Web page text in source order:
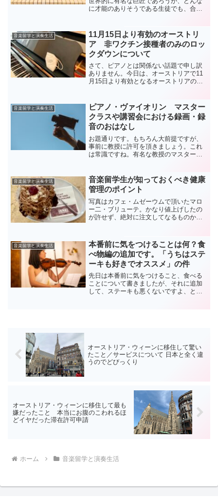
に才能のありそうである生徒でも、合わ
とって幸せだ、というお話です。もしく
は「ダメかも」と思ったら、...
音楽留学と演奏生活
11月15日より有効のオーストリ
ア 非ワクチン接種者のみのロッ
クダウンについて
さて、ピアノとは関係ない話題で申し訳
ありません。今日は、オーストリアで11
月15日より有効となるオーストリアのコ
です。日本でも少し報道されているよう
ですが、きちんと書...
音楽留学と演奏生活
ピアノ・ヴァイオリン マスター
クラスや講習会における録画・録
音のおはなし
お題通りです。もちろん大前提ですが、
事前に教授に許可を頂きましょう。これ
は常識ですね。有名な教授のマスターク
かに「録画OK」のオーラばりばりです
が、そのような雰囲気がな...
音楽留学と演奏生活
音楽留学生が知っておくべき健康
管理のポイント
写真はカフェ・ムゼーウムで頂いたマロ
ー二・ブリューテ。かなり値上げしたの
が許せず、絶対に注文してなるものか、
身もバージョンアップしたのか、お味も
素晴らしかったです。リピ...
音楽留学と演奏生活
本番前に気をつけることは何？食
べ物編の追加です。「うちはステ
ーキも好きでオススメ」の件
先日は本番前に気をつけること、食べる
ことについて書きましたが、それに追加
して、ステーキも悪くないですよ、とい
オーストリア・ウィーンに移住して驚い
たこと／サービスについて 日本と全く違
うのでどびっくり
オーストリア・ウィーンに移住して最も
嫌だったこと 本当にお腹のこわれるほ
どイヤだった滞在許可申請
ホーム 音楽留学と演奏生活